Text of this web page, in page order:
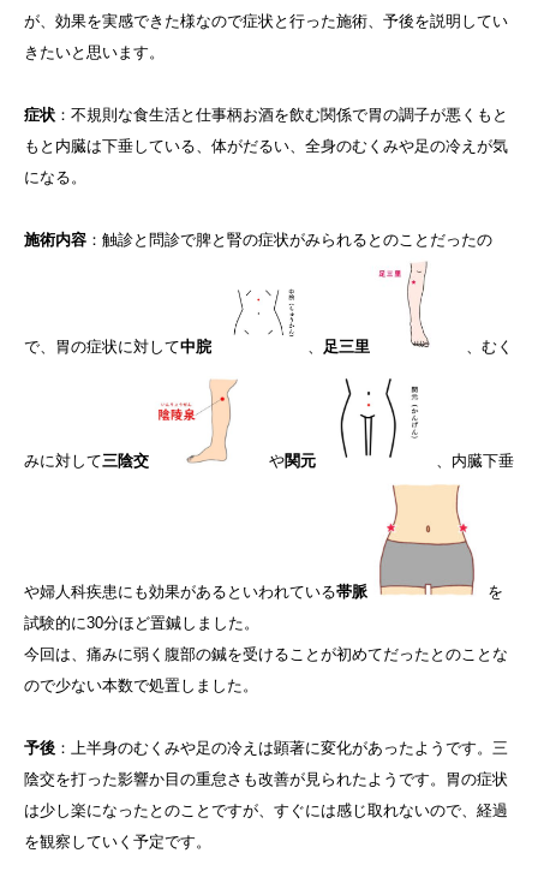
が、効果を実感できた様なので症状と行った施術、予後を説明してい
きたいと思います。
症状 ：不規則な食生活と仕事柄お酒を飲む関係で胃の調子が悪くもと
もと内臓は下垂している、体がだるい、全身のむくみや足の冷えが気
になる。
施術内容 ：触診と問診で脾と腎の症状がみられるとのことだったの
で、胃の症状に対して中脘 足三里 、むく
みに対して三陰交 や関元 、内臓下垂
や婦人科疾患にも効果があるといわれている帯脈
を
試験的に30分ほど置鍼しました。
今回は、痛みに弱く腹部の鍼を受けることが初めてだったとのことな
ので少ない本数で処置しました。
予後 ：上半身のむくみや足の冷えは顕著に変化があったようです。三
陰交を打った影響か目の重怠さも改善が見られたようです。胃の症状
は少し楽になったとのことですが、すぐには感じ取れないので、経過
を観察していく予定です。